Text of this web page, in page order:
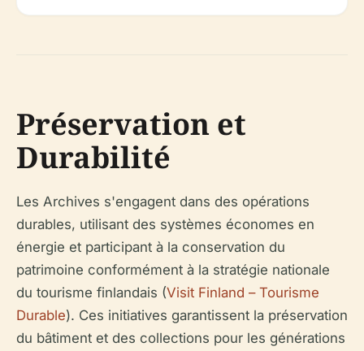
Préservation et
Durabilité
Les Archives s'engagent dans des opérations
durables, utilisant des systèmes économes en
énergie et participant à la conservation du
patrimoine conformément à la stratégie nationale
du tourisme finlandais (Visit Finland – Tourisme
Durable). Ces initiatives garantissent la préservation
du bâtiment et des collections pour les générations